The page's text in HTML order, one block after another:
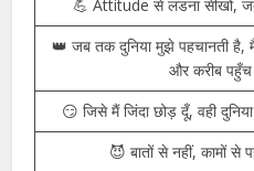
🔥 लड़का हूँ तो गुस्से में कुछ अलग ही
तरीका
😎 मैं वो हूँ जो कभी हार नहीं मानता,
जाता
💪 Attitude से लडना सीखो,